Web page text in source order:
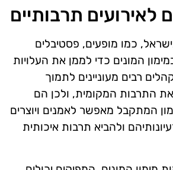
לאירועים תרבותיים
כמו מופעים, פסטיבלים
המונים כדי לממן את העלויות
רבים מעוניינים לתמוך
את התרבות המקומית, ולכן הם
המתקבל מאפשר לאמנים ויוצרים
ולהביא תרבות איכותית